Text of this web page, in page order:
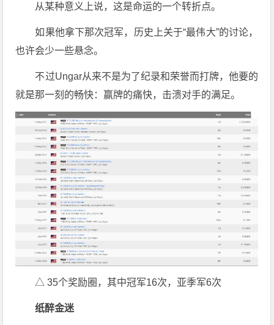
从某种意义上说，这是命运的一个转折点。
如果他拿下那次冠军，历史上关于“最伟大”的讨论，
也许会少一些悬念。
不过Ungar从来不是为了纪录和荣誉而打牌，他要的
就是那一刻的畅快：赢牌的痛快，击溃对手的满足。
△ 35个奖励圈，其中冠军16次，亚季军6次
纸醉金迷